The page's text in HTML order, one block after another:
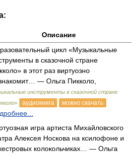
Описание
цикл «Музыкальные
в сказочной стране
в этот раз виртуозно
— Ольга Пикколо,
инструменты в сказочной стране
аудиокнига можно скачать
игра артиста Михайловского
Алексея Носкова на ксилофоне и
колокольчиках… — Ольга